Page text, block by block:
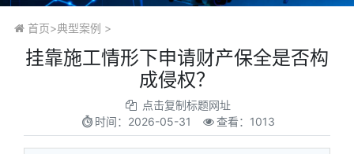
首页>典型案例 >
挂靠施工情形下申请财产保全是否构
成侵权？
点击复制标题网址
时间： 2026-05-31 查看：1013